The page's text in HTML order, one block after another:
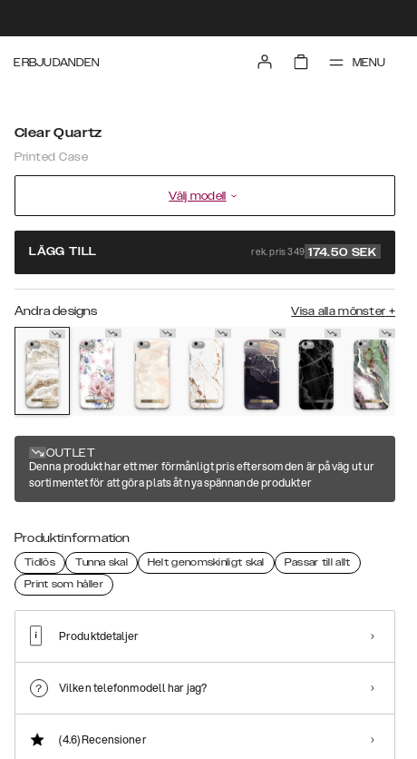
ERBJUDANDEN MENU
Clear Quartz
Printed Case
Välj modell
LÄGG TILL rek. pris 349 174.50 SEK
Andra designs Visa alla mönster +
OUTLET
Denna produkt har ett mer förmånligt pris eftersom den är på väg ut ur
sortimentet för att göra plats åt nya spännande produkter
Produktinformation
Tidlös Tunna skal Helt genomskinligt skal
Passar till allt
Print som håller
Produktdetaljer
Vilken telefonmodell har jag?
(4.6)Recensioner